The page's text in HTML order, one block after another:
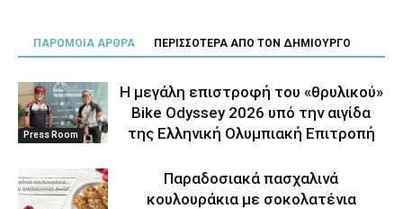
ΠΑΡΟΜΟΙΑ ΑΡΘΡΑ ΠΕΡΙΣΣΟΤΕΡΑ ΑΠΟ ΤΟΝ ΔΗΜΙΟΥΡΓΟ
Press Room
Η μεγάλη επιστροφή του «θρυλικού»
Bike Odyssey 2026 υπό την αιγίδα
της Ελληνική Ολυμπιακή Επιτροπή
Παραδοσιακά πασχαλινά
κουλουράκια με σοκολατένια